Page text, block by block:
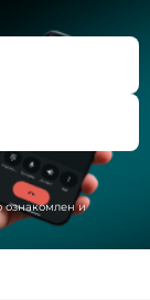
ознакомлен и